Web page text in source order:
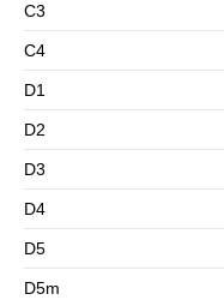
C3
C4
D1
D2
D3
D4
D5
D5m